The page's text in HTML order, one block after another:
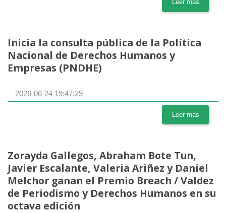
Leer más
Inicia la consulta pública de la Política
Nacional de Derechos Humanos y
Empresas (PNDHE)
2026-06-24 19:47:29
Leer más
Zorayda Gallegos, Abraham Bote Tun,
Javier Escalante, Valeria Ariñez y Daniel
Melchor ganan el Premio Breach / Valdez
de Periodismo y Derechos Humanos en su
octava edición